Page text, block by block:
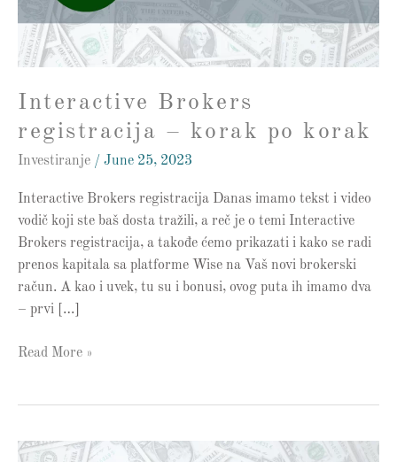
Interactive Brokers
registracija – korak po korak
Investiranje / June 25, 2023
Interactive Brokers registracija Danas imamo tekst i video
vodič koji ste baš dosta tražili, a reč je o temi Interactive
Brokers registracija, a takođe ćemo prikazati i kako se radi
prenos kapitala sa platforme Wise na Vaš novi brokerski
račun. A kao i uvek, tu su i bonusi, ovog puta ih imamo dva
– prvi […]
Read More »
Recenzija